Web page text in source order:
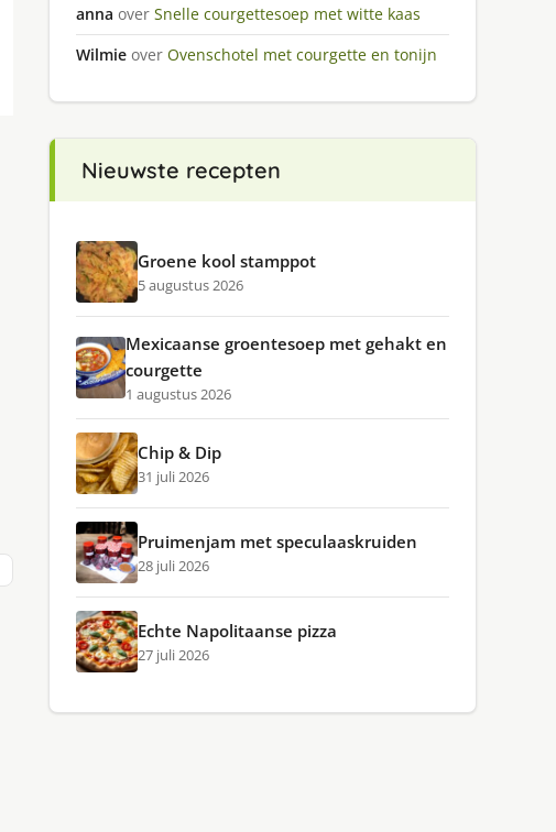
anna over Snelle courgettesoep met witte kaas
Wilmie over Ovenschotel met courgette en tonijn
Nieuwste recepten
Groene kool stamppot
5 augustus 2026
Mexicaanse groentesoep met gehakt en
courgette
1 augustus 2026
Chip & Dip
31 juli 2026
Pruimenjam met speculaaskruiden
28 juli 2026
Echte Napolitaanse pizza
27 juli 2026